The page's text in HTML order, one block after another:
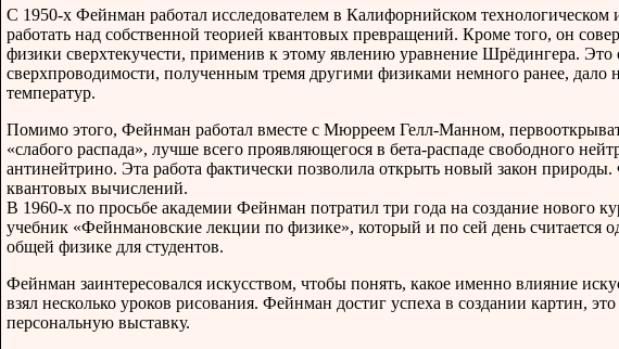
С 1950-х Фейнман работал исследователем в Калифорнийском
работать над собственной теорией квантовых превращений. Кроме того, он
физики сверхтекучести, применив к этому явлению уравнение Шрёдингера. Это
сверхпроводимости, полученным тремя другими физиками немного ранее, дало
температур.
Помимо этого, Фейнман работал вместе с Мюрреем Гелл-Манном,
«слабого распада», лучше всего проявляющегося в бета-распаде свободного
антинейтрино. Эта работа фактически позволила открыть новый закон
квантовых вычислений.
В 1960-х по просьбе академии Фейнман потратил три года на создание нового
учебник «Фейнмановские лекции по физике», который и по сей день считается
общей физике для студентов.
Фейнман заинтересовался искусством, чтобы понять, какое именно влияние
взял несколько уроков рисования. Фейнман достиг успеха в создании картин,
персональную выставку.